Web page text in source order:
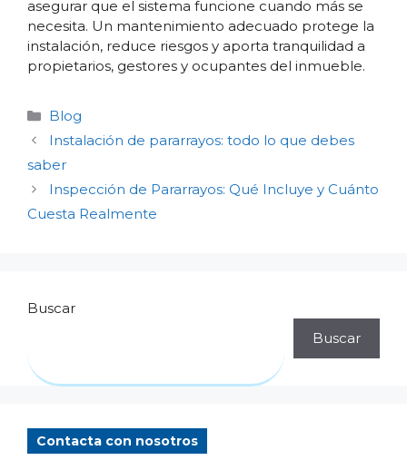
asegurar que el sistema funcione cuando más se
necesita. Un mantenimiento adecuado protege la
instalación, reduce riesgos y aporta tranquilidad a
propietarios, gestores y ocupantes del inmueble.
Categorías
Blog
Instalación de pararrayos: todo lo que debes
saber
Inspección de Pararrayos: Qué Incluye y Cuánto
Cuesta Realmente
Buscar
Buscar
Contacta con nosotros